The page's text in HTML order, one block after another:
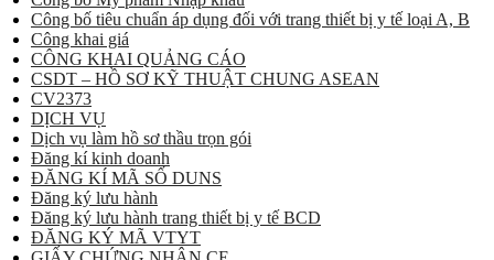
Công bố tiêu chuẩn áp dụng đối với trang thiết bị y tế loại A, B
Công khai giá
CÔNG KHAI QUẢNG CÁO
CSDT – HỒ SƠ KỸ THUẬT CHUNG ASEAN
CV2373
DỊCH VỤ
Dịch vụ làm hồ sơ thầu trọn gói
Đăng kí kinh doanh
ĐĂNG KÍ MÃ SỐ DUNS
Đăng ký lưu hành
Đăng ký lưu hành trang thiết bị y tế BCD
ĐĂNG KÝ MÃ VTYT